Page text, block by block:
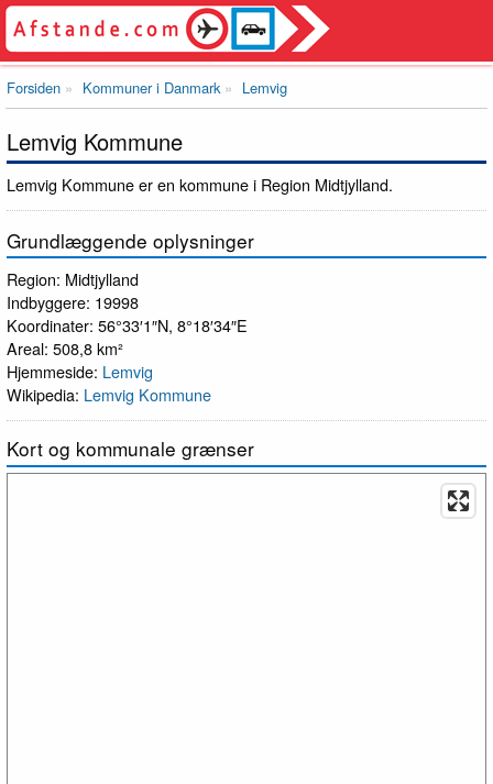
Forsiden Kommuner i Danmark Lemvig
Lemvig Kommune
Lemvig Kommune er en kommune i Region Midtjylland.
Grundlæggende oplysninger
Region: Midtjylland
Indbyggere: 19998
Koordinater: 56°33′1″N, 8°18′34″E
Areal: 508,8 km²
Hjemmeside: Lemvig
Wikipedia: Lemvig Kommune
Kort og kommunale grænser